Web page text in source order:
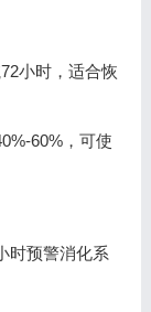
小时，适合恢
60%，可使
时预警消化系